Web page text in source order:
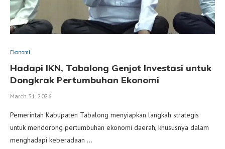
Ekonomi
Hadapi IKN, Tabalong Genjot Investasi untuk
Dongkrak Pertumbuhan Ekonomi
March 31, 2026
Pemerintah Kabupaten Tabalong menyiapkan langkah strategis
untuk mendorong pertumbuhan ekonomi daerah, khususnya dalam
menghadapi keberadaan …